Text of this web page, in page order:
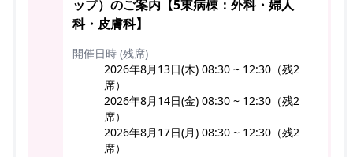
ップ）のご案内【5東病棟：外科・婦人
科・皮膚科】
開催日時 (残席)
2026年8月13日(木) 08:30 ~ 12:30（残2
席）
2026年8月14日(金) 08:30 ~ 12:30（残2
席）
2026年8月17日(月) 08:30 ~ 12:30（残2
席）